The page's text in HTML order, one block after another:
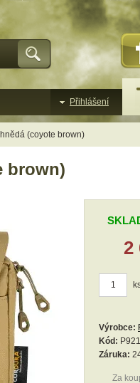
(coyote brown)
brown)
2
Výrobce:
Kód:
Záruka:
Za
Přihlášení